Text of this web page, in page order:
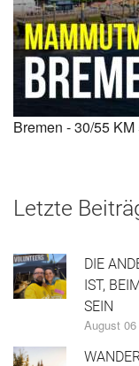
Bremen - 30/55 KM
Letzte
DIE
IST,
SEIN
August 06